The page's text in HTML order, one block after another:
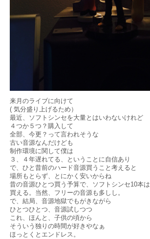
来月のライブに向けて
( 気分盛り上げるため）
最近、ソフトシンセを大量とはいわないけれど
４つか５つ？購入して
全部、今更？って言われそうな
古い音源なんだけども
制作環境に関して僕は
３、４年遅れてる、ということに自信あり
で、ひと昔前のハード音源買うこと考えると
場所もとらず、とにかく安いからね
昔の音源ひとつ買う予算で、ソフトシンセ10本は
買える。当然、フリーの音源も多しし。
で、結局、音源地獄でもがきながら
ひとつひとつ、音源試しつつ
これ、ほんと、子供の頃から
そういう独りの時間が好きやなぁ
ほっとくとエンドレス。